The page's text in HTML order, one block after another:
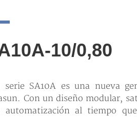
10/0,80
serie SA10A es una nueva
Con un diseño modular,
automatización al tiempo